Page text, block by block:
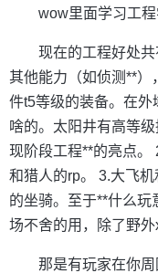
wow里面学习工程
现在的工程好处
其他能力（如侦测**）
件t5等级的装备。在
啥的。太阳井有高等
现阶段工程**的亮点。
和猎人的rp。 3.大飞
的坐骑。至于**什么
场不舍的用，除了野外
那是有玩家在你